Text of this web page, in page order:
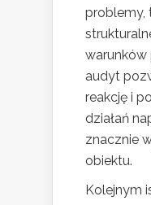
problemy,
warunków
audyt
reakcję i
działań
znacznie
obiektu.
Kolejnym